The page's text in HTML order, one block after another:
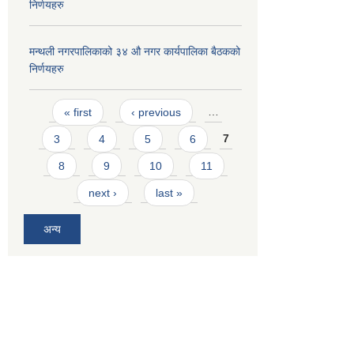
निर्णयहरु
मन्थली नगरपालिकाको ३४ औ नगर कार्यपालिका बैठकको
निर्णयहरु
Pages
« first ‹ previous …
3 4 5 6 7
8 9 10 11
next › last »
अन्य